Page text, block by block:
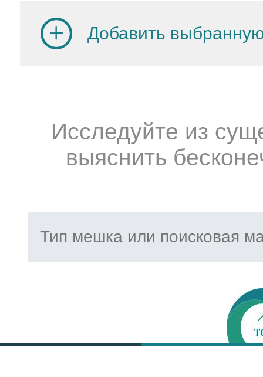
Добавить
Исследуйте из
выяснить